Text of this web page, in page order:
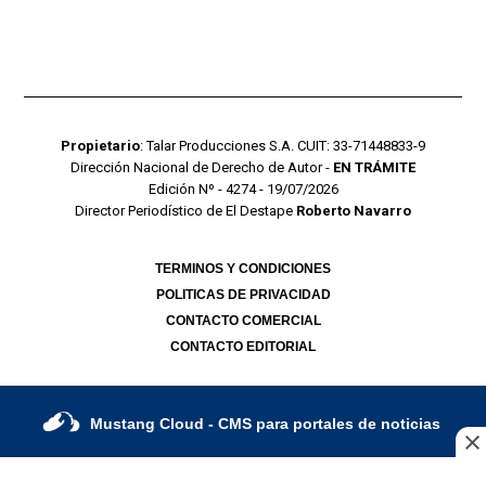
Propietario: Talar Producciones S.A. CUIT: 33-71448833-9
Dirección Nacional de Derecho de Autor - EN TRÁMITE
Edición Nº - 4274 - 19/07/2026
Director Periodístico de El Destape Roberto Navarro
TERMINOS Y CONDICIONES
POLITICAS DE PRIVACIDAD
CONTACTO COMERCIAL
CONTACTO EDITORIAL
Mustang Cloud - CMS para portales de noticias